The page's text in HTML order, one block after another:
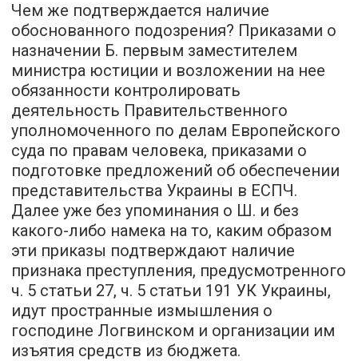
Чем же подтверждается наличие
обоснованного подозрения? Приказами о
назначении Б. первым заместителем
министра юстиции и возложении на нее
обязанности контролировать
деятельность Правительственного
уполномоченного по делам Европейского
суда по правам человека, приказами о
подготовке предложений об обеспечении
представительства Украины в ЕСПЧ.
Далее уже без упоминания о Ш. и без
какого-либо намека на то, каким образом
эти приказы подтверждают наличие
признака преступления, предусмотренного
ч. 5 статьи 27, ч. 5 статьи 191 УК Украины,
идут пространные измышления о
господине Логвинском и организации им
изъятия средств из бюджета.